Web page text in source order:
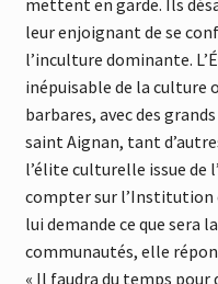
mettent en garde. Ils
leur enjoignant de se
l’inculture dominante.
inépuisable de la culture
barbares, avec des
saint Aignan, tant
l’élite culturelle issue de
compter sur l’Institution
lui demande ce que sera
communautés, elle
« Il faudra du temps pour